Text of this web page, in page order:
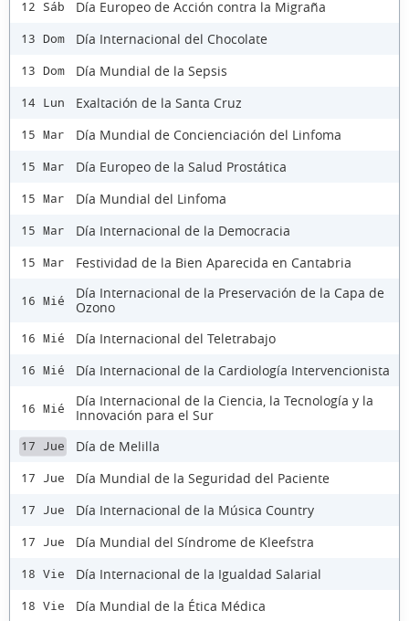
12 Sáb Día Europeo de Acción contra la Migraña
13 Dom Día Internacional del Chocolate
13 Dom Día Mundial de la Sepsis
14 Lun Exaltación de la Santa Cruz
15 Mar Día Mundial de Concienciación del Linfoma
15 Mar Día Europeo de la Salud Prostática
15 Mar Día Mundial del Linfoma
15 Mar Día Internacional de la Democracia
15 Mar Festividad de la Bien Aparecida en Cantabria
16 Mié
Día Internacional de la Preservación de la Capa de
Ozono
16 Mié Día Internacional del Teletrabajo
16 Mié Día Internacional de la Cardiología Intervencionista
16 Mié
Día Internacional de la Ciencia, la Tecnología y la
Innovación para el Sur
17 Jue Día de Melilla
17 Jue Día Mundial de la Seguridad del Paciente
17 Jue Día Internacional de la Música Country
17 Jue Día Mundial del Síndrome de Kleefstra
18 Vie Día Internacional de la Igualdad Salarial
18 Vie Día Mundial de la Ética Médica